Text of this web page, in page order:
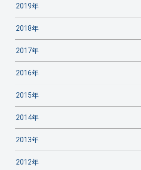
2019年
2018年
2017年
2016年
2015年
2014年
2013年
2012年